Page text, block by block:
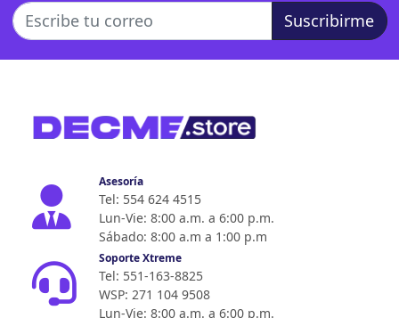
Suscribirme
Asesoría
Tel: 554 624 4515
Lun-Vie: 8:00 a.m. a 6:00 p.m.
Sábado: 8:00 a.m a 1:00 p.m
Soporte Xtreme
Tel: 551-163-8825
WSP: 271 104 9508
Lun-Vie: 8:00 a.m. a 6:00 p.m.